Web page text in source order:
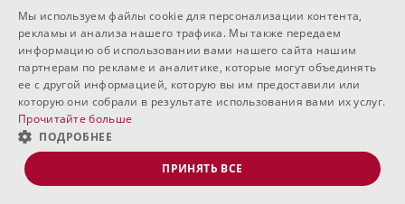
ENGLISH
RUSSIAN
Мы используем файлы cookie для персонализации контента,
рекламы и анализа нашего трафика. Мы также передаем
информацию об использовании вами нашего сайта нашим
партнерам по рекламе и аналитике, которые могут объединять
ее с другой информацией, которую вы им предоставили или
которую они собрали в результате использования вами их услуг.
Прочитайте больше
ПОДРОБНЕЕ
ПРИНЯТЬ ВСЕ